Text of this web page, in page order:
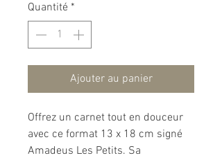
Quantité *
Ajouter au panier
Offrez un carnet tout en douceur
avec ce format 13 x 18 cm signé
Amadeus Les Petits. Sa